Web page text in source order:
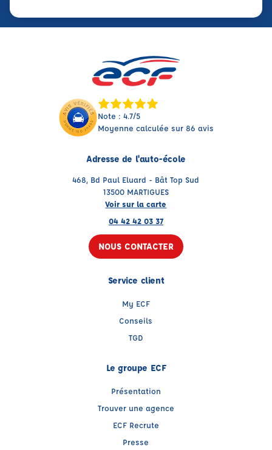
Note : 4.7/5
Moyenne calculée sur 86 avis
Adresse de l'auto-école
468, Bd Paul Eluard - Bât Top Sud
13500 MARTIGUES
Voir sur la carte
04 42 42 03 37
NOUS CONTACTER
Service client
My ECF
Conseils
TGD
Le groupe ECF
Présentation
Trouver une agence
ECF Recrute
Presse